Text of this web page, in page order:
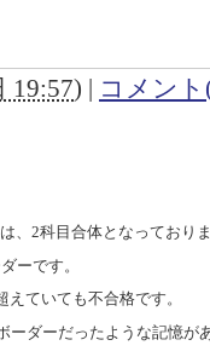
19:57) | コメント
、2科目合体となっており
ーです。
ていても不合格です。
ーダーだったような記憶が